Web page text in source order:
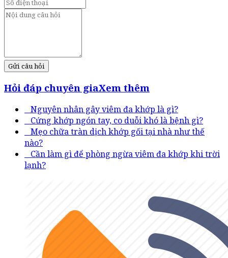
Gửi câu hỏi
Hỏi đáp chuyên giaXem thêm
Nguyên nhân gây viêm đa khớp là gì?
Cứng khớp ngón tay, co duỗi khó là bệnh gì?
Mẹo chữa tràn dịch khớp gối tại nhà như thế
nào?
Cần làm gì để phòng ngừa viêm đa khớp khi trời
lạnh?